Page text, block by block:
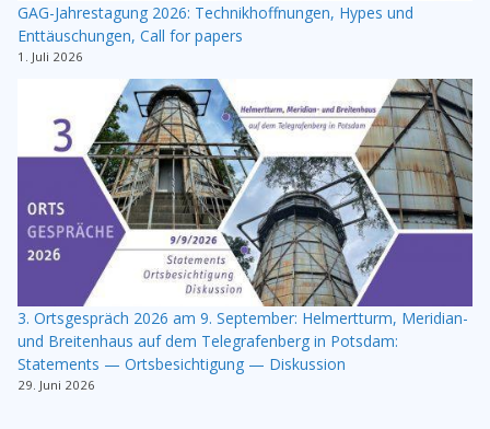
GAG-Jahrestagung 2026: Technikhoffnungen, Hypes und
Enttäuschungen, Call for papers
1. Juli 2026
3. Ortsgespräch 2026 am 9. September: Helmertturm, Meridian-
und Breitenhaus auf dem Telegrafenberg in Potsdam:
Statements — Ortsbesichtigung — Diskussion
29. Juni 2026